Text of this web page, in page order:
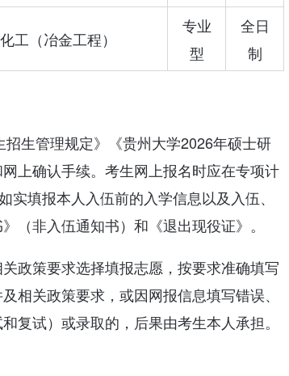
工（冶金工程）
专业
型
全日
制
招生管理规定》《贵州大学2026年硕士研
上确认手续。考生网上报名时应在专项计
填报本人入伍前的入学信息以及入伍、
（非入伍通知书）和《退出现役证》。
政策要求选择填报志愿，按要求准确填写
相关政策要求，或因网报信息填写错误、
复试）或录取的，后果由考生本人承担。